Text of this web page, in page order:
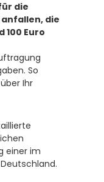
die
die
100 Euro
So
Ihr
einer im